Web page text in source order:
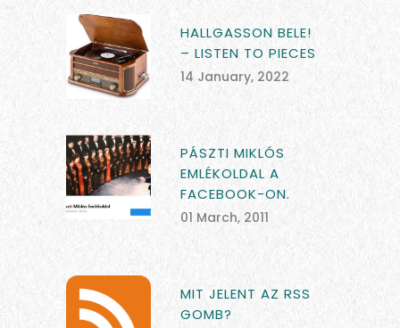
HALLGASSON BELE!
– LISTEN TO PIECES
14 January, 2022
PÁSZTI MIKLÓS
EMLÉKOLDAL A
FACEBOOK-ON.
01 March, 2011
MIT JELENT AZ RSS
GOMB?